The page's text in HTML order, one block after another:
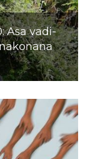
Asa vadi-